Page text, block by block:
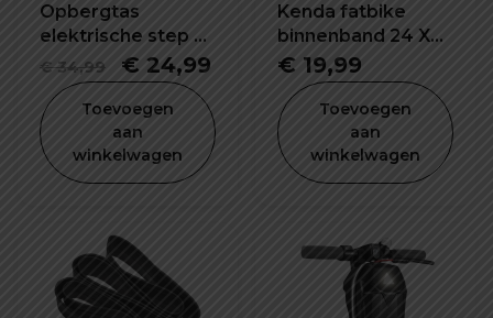
Opbergtas
elektrische step E-
bike 5L waterdicht
en schokbestendig
€34,99
Oorspronkelijke
was:
€ 34,99.
€ 24,99 Huidige
is:
€ 24,99.
Toevoegen
aan
winkelwagen
Kenda fatbike
binnenband 24 X
4.0 inch K1188
€ 19,99
Toevoegen
aan
winkelwagen